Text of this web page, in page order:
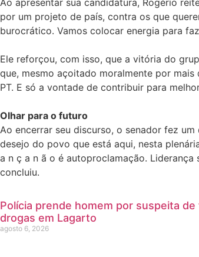
por um projeto de país, contra os que
burocrático. Vamos colocar energia para
Ele reforçou, com isso, que a vitória do
que, mesmo açoitado moralmente por mais
PT. E só a vontade de contribuir para
Olhar para o futuro
Ao encerrar seu discurso, o senador fez
desejo do povo que está aqui, nesta
a n ç a n ã o é autoproclamação.
concluiu.
Polícia prende homem por suspeita
drogas em Lagarto
agosto 6, 2026